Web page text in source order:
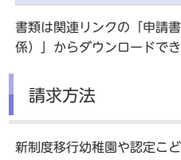
書類は関連リンクの「申請
係）」からダウンロードでき
請求方法
新制度移行幼稚園や認定こ